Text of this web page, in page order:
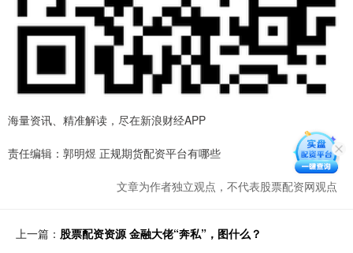
海量资讯、精准解读，尽在新浪财经APP
责任编辑：郭明煜 正规期货配资平台有哪些
文章为作者独立观点，不代表股票配资网观点
上一篇： 股票配资资源 金融大佬“奔私”，图什么？